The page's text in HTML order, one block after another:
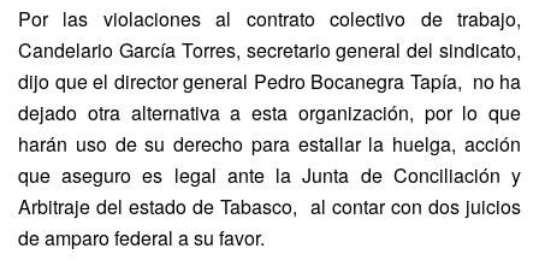
Por las violaciones al contrato colectivo de trabajo,
Candelario García Torres, secretario general del sindicato,
dijo que el director general Pedro Bocanegra Tapía, no ha
dejado otra alternativa a esta organización, por lo que
harán uso de su derecho para estallar la huelga, acción
que aseguro es legal ante la Junta de Conciliación y
Arbitraje delestado de Tabasco, al contar con dos juicios
de amparo federal a su favor.